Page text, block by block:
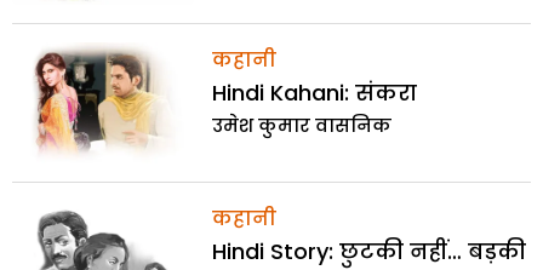
कहानी
Hindi Kahani: संकरा
उमेश कुमार वासनिक
कहानी
Hindi Story: छुटकी नहीं… बड़की